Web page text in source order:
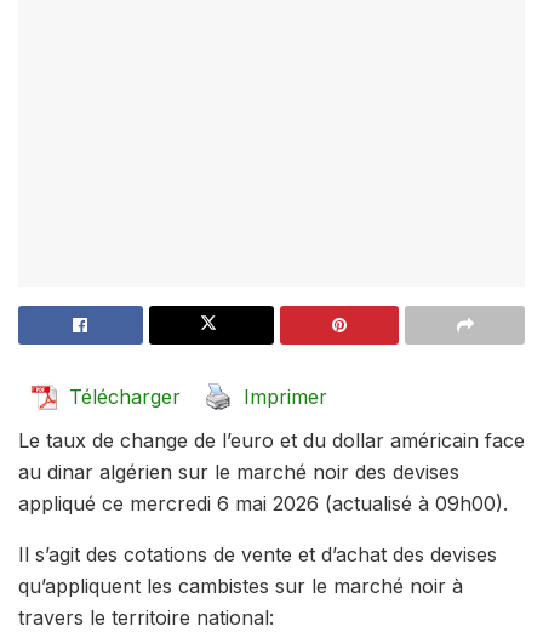
Télécharger
Imprimer
Le taux de change de l’euro et du dollar américain face
au dinar algérien sur le marché noir des devises
appliqué ce mercredi 6 mai 2026 (actualisé à 09h00).
Il s’agit des cotations de vente et d’achat des devises
qu’appliquent les cambistes sur le marché noir à
travers le territoire national: